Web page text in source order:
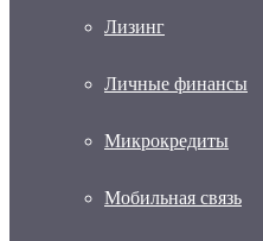
Лизинг
Личные финансы
Микрокредиты
Мобильная связь